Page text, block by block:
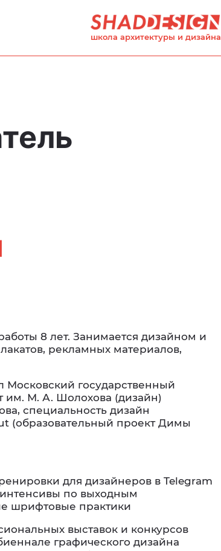
школа архитектуры и дизайна
8 лет. Занимается дизайном и
рекламных материалов,
Московский государственный
им. М. А. Шолохова (дизайн)
специальность дизайн
(образовательный проект Димы
для дизайнеров в Telegram
по выходным
шрифтовые практики
выставок и конкурсов
графического дизайна